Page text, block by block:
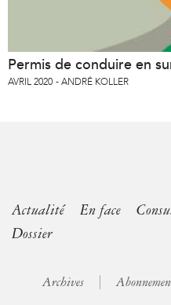
Permis de conduire en
AVRIL 2020 ANDRÉ KOLLER
Actualité En face
Dossier
Archives